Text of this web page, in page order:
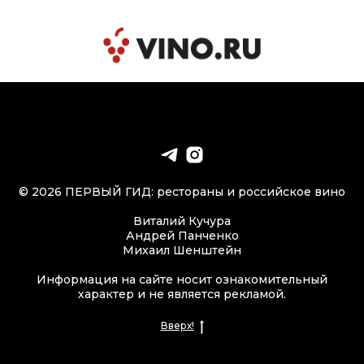
© 2026 ПЕРВЫЙ ГИД: рестораны и российское вино
Виталий Кучура
Андрей Панченко
Михаил Шенштейн
Информация на сайте носит ознакомительный
характер и не является рекламой.
Вверх!